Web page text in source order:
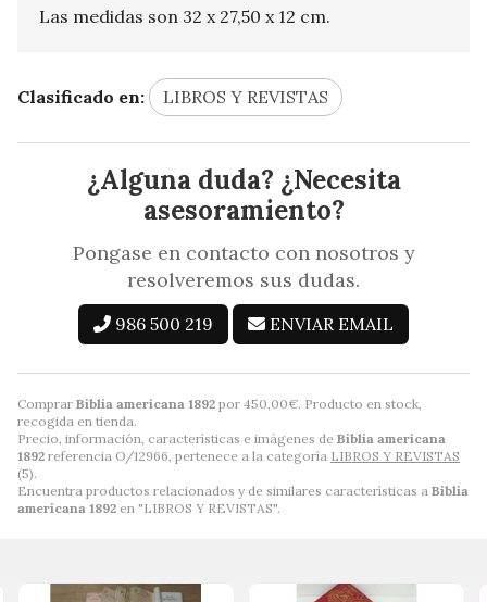
Comprar Biblia americana 1892 por 450,00€. Producto en stock,
recogida en tienda.
Precio, información, características e imágenes de Biblia americana
1892 referencia O/12966, pertenece a la categoría LIBROS Y REVISTAS
(5).
Encuentra productos relacionados y de similares características a Biblia
americana 1892 en "LIBROS Y REVISTAS".
Las medidas son 32 x 27,50 x 12 cm.
Clasificado en: LIBROS Y REVISTAS
¿Alguna duda? ¿Necesita
asesoramiento?
Pongase en contacto con nosotros y
resolveremos sus dudas.
986 500 219 ENVIAR EMAIL